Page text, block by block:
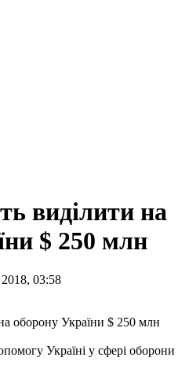
виділити на
$ 250 млн
03:58
Україні у сфері оборони